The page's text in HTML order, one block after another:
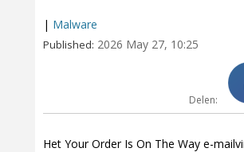
| Malware
Published: 2026 May 27, 10:25
Delen:
Het Your Order Is On The Way e-